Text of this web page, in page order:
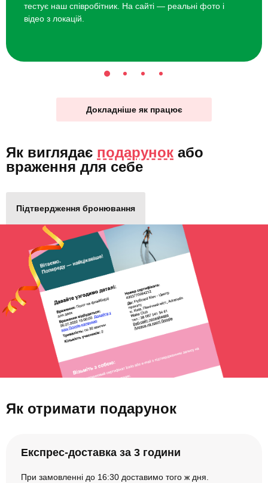
тестує наш співробітник. На сайті — реальні фото і
відео з локацій.
Докладніше як працює
Як виглядає подарунок або
враження для себе
Підтвердження бронювання
Як отримати подарунок
Експрес-доставка за 3 години
При замовленні до 16:30 доставимо того ж дня.